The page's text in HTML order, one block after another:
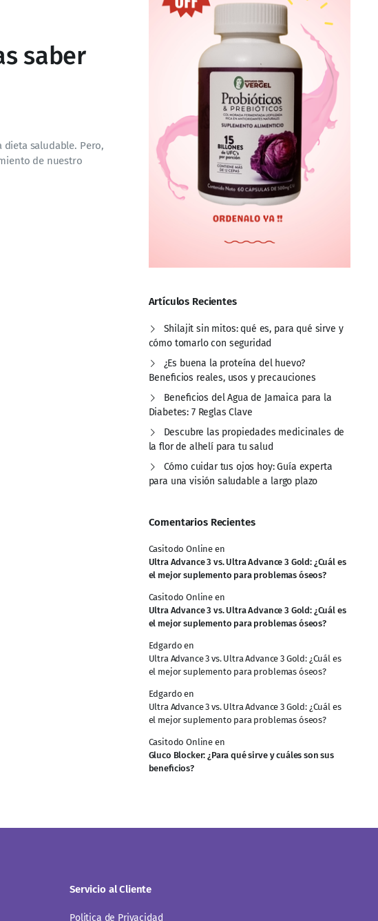
saber
dieta saludable. Pero,
de nuestro
Artículos Recientes
Shilajit sin mitos: qué es, para qué sirve y
cómo tomarlo con seguridad
¿Es buena la proteína del huevo?
Beneficios reales, usos y precauciones
Beneficios del Agua de Jamaica para la
Diabetes: 7 Reglas Clave
Descubre las propiedades medicinales de
la flor de alhelí para tu salud
Cómo cuidar tus ojos hoy: Guía experta
para una visión saludable a largo plazo
Comentarios Recientes
Casitodo Online en
Ultra Advance 3 vs. Ultra Advance 3 Gold: ¿Cuál es
el mejor suplemento para problemas óseos?
Casitodo Online en
Ultra Advance 3 vs. Ultra Advance 3 Gold: ¿Cuál es
el mejor suplemento para problemas óseos?
Edgardo en
Ultra Advance 3 vs. Ultra Advance 3 Gold: ¿Cuál es
el mejor suplemento para problemas óseos?
Edgardo en
Ultra Advance 3 vs. Ultra Advance 3 Gold: ¿Cuál es
el mejor suplemento para problemas óseos?
Casitodo Online en
Gluco Blocker: ¿Para qué sirve y cuáles son sus
beneficios?
Servicio al Cliente
Politica de Privacidad